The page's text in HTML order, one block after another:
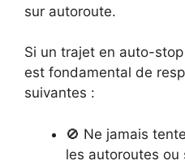
sur autoroute.
Si un trajet en auto-
est fondamental de
suivantes :
🚫 Ne jamais
les autoroutes ou